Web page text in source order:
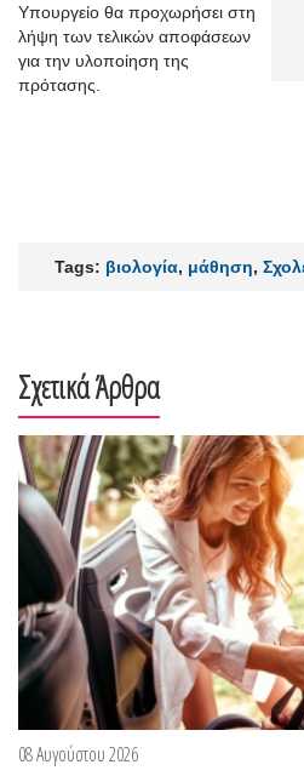
Υπουργείο θα προχωρήσει στη
λήψη των τελικών αποφάσεων
για την υλοποίηση της
πρότασης.
Tags: βιολογία, μάθηση,
Σχετικά Άρθρα
08 Αυγούστου 2026